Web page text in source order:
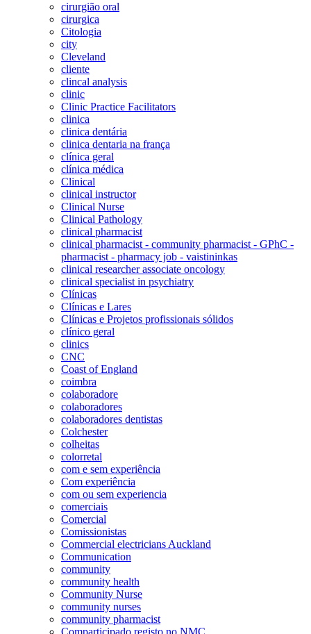
cirurgião oral
cirurgica
Citologia
city
Cleveland
cliente
clincal analysis
clinic
Clinic Practice Facilitators
clinica
clinica dentária
clinica dentaria na frança
clínica geral
clínica médica
Clinical
clinical instructor
Clinical Nurse
Clinical Pathology
clinical pharmacist
clinical pharmacist - community pharmacist - GPhC -
pharmacist - pharmacy job - vaistininkas
clinical researcher associate oncology
clinical specialist in psychiatry
Clínicas
Clínicas e Lares
Clínicas e Projetos profissionais sólidos
clínico geral
clinics
CNC
Coast of England
coimbra
colaboradore
colaboradores
colaboradores dentistas
Colchester
colheitas
colorretal
com e sem experiência
Com experiência
com ou sem experiencia
comerciais
Comercial
Comissionistas
Commercial electricians Auckland
Communication
community
community health
Community Nurse
community nurses
community pharmacist
Comparticipado registo no NMC